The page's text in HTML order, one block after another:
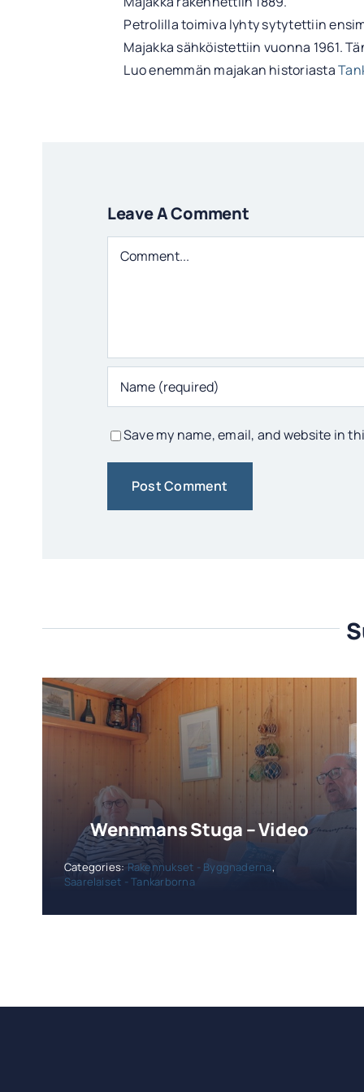
Petrolilla toimiva lyhty sytytettiin
Majakka sähköistettiin vuonna 1961.
Luo enemmän majakan historiasta
Leave A Comment
Comment
Save my name, email, and website in
Wennmans Stuga – Video
Categories: Rakennukset - Byggnaderna,
Saarelaiset - Tankarborna